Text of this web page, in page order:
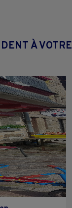
À VOTRE